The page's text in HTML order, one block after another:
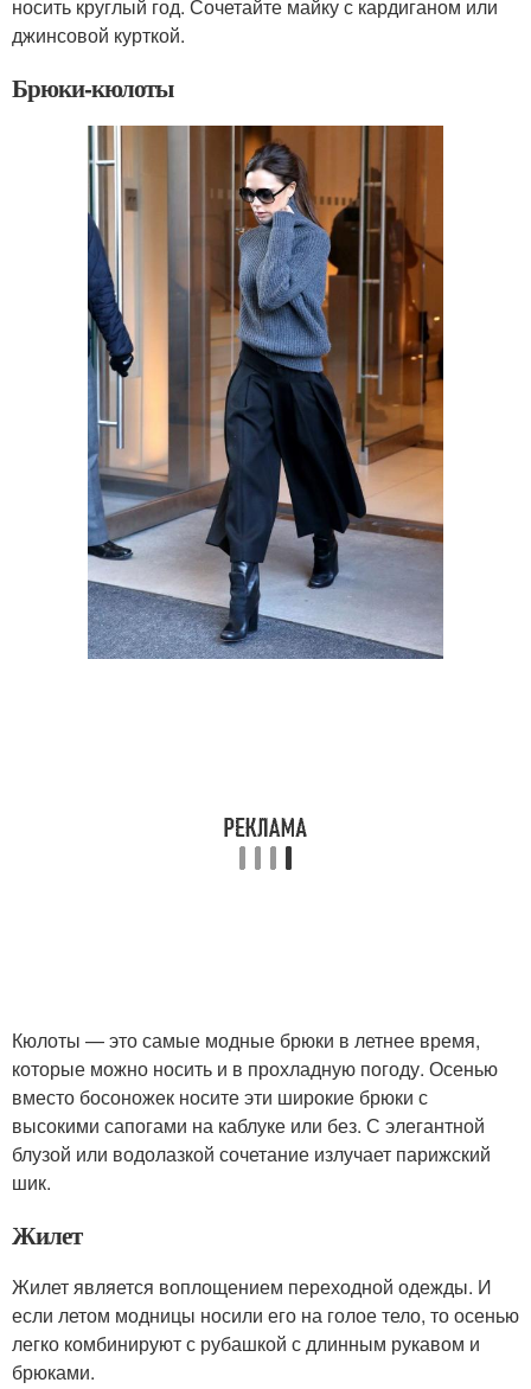
носить круглый год. Сочетайте майку с кардиганом или
джинсовой курткой.
Брюки-кюлоты
Кюлоты — это самые модные брюки в летнее время,
которые можно носить и в прохладную погоду. Осенью
вместо босоножек носите эти широкие брюки с
высокими сапогами на каблуке или без. С элегантной
блузой или водолазкой сочетание излучает парижский
шик.
Жилет
Жилет является воплощением переходной одежды. И
если летом модницы носили его на голое тело, то осенью
легко комбинируют с рубашкой с длинным рукавом и
брюками.